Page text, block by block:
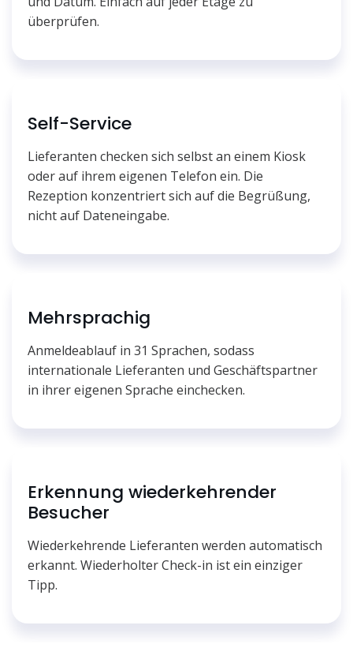
überprüfen.
Self-Service
Lieferanten checken sich selbst an einem Kiosk
oder auf ihrem eigenen Telefon ein. Die
Rezeption konzentriert sich auf die Begrüßung,
nicht auf Dateneingabe.
Mehrsprachig
Anmeldeablauf in 31 Sprachen, sodass
internationale Lieferanten und Geschäftspartner
in ihrer eigenen Sprache einchecken.
Erkennung wiederkehrender
Besucher
Wiederkehrende Lieferanten werden automatisch
erkannt. Wiederholter Check-in ist ein einziger
Tipp.